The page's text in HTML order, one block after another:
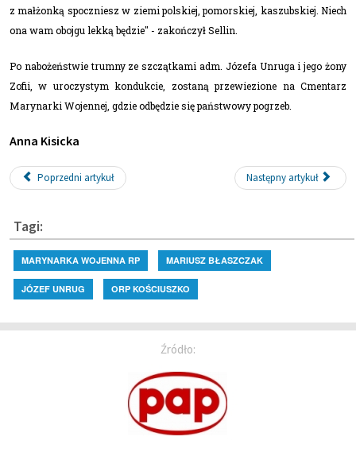
z małżonką spoczniesz w ziemi polskiej, pomorskiej, kaszubskiej. Niech
ona wam obojgu lekką będzie" - zakończył Sellin.
Po nabożeństwie trumny ze szczątkami adm. Józefa Unruga i jego żony
Zofii, w uroczystym kondukcie, zostaną przewiezione na Cmentarz
Marynarki Wojennej, gdzie odbędzie się państwowy pogrzeb.
Anna Kisicka
Poprzedni artykuł Następny artykuł
Tagi:
MARYNARKA WOJENNA RP MARIUSZ BŁASZCZAK
JÓZEF UNRUG ORP KOŚCIUSZKO
Źródło: